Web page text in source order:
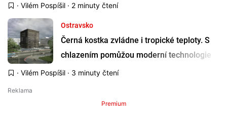
· Vilém Pospíšil · 2 minuty čtení
Ostravsko
Černá kostka zvládne i tropické teploty. S
chlazením pomůžou moderní technologie
· Vilém Pospíšil · 3 minuty čtení
Premium